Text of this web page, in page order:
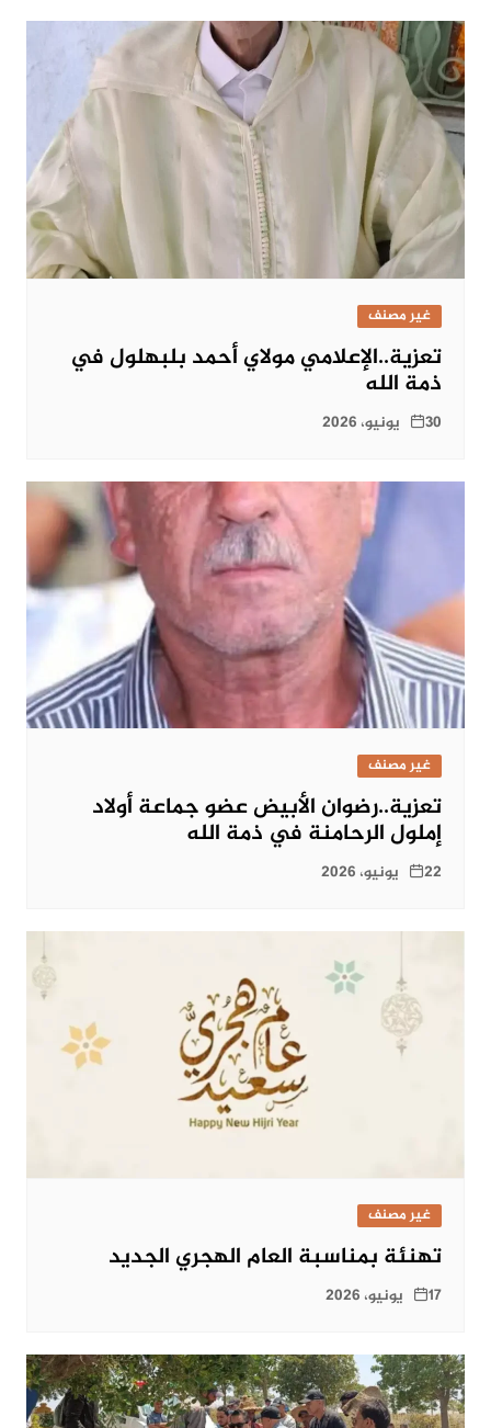
غير مصنف
تعزية..الإعلامي مولاي أحمد بلبهلول في
ذمة الله
30 يونيو، 2026
غير مصنف
تعزية..رضوان الأبيض عضو جماعة أولاد
إملول الرحامنة في ذمة الله
22 يونيو، 2026
غير مصنف
تهنئة بمناسبة العام الهجري الجديد
17 يونيو، 2026